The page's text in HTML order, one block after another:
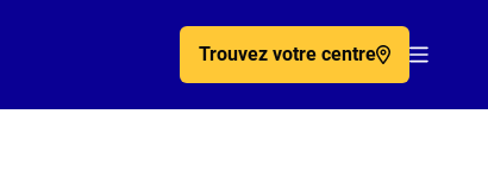
Trouvez votre centre